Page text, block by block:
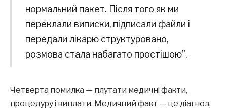
нормальний пакет. Після того як ми
переклали виписки, підписали файли і
передали лікарю структуровано,
розмова стала набагато простішою”.
Четверта помилка — плутати медичні факти,
процедуру і виплати. Медичний факт — це діагноз,